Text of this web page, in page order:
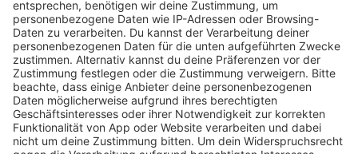
HOME
RADIOS
barba radio